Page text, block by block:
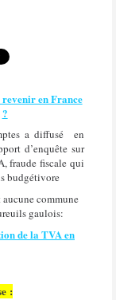
en France
?
a diffusé en
d’enquête sur
fraude fiscale qui
budgétivore
commune
gaulois:
de la TVA en
: